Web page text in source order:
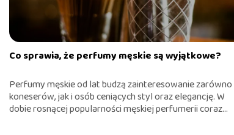
Co sprawia, że perfumy męskie są wyjątkowe?
Perfumy męskie od lat budzą zainteresowanie zarówno
koneserów, jak i osób ceniących styl oraz elegancję. W
dobie rosnącej popularności męskiej perfumerii coraz...